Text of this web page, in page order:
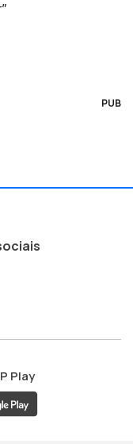
PUB
Play